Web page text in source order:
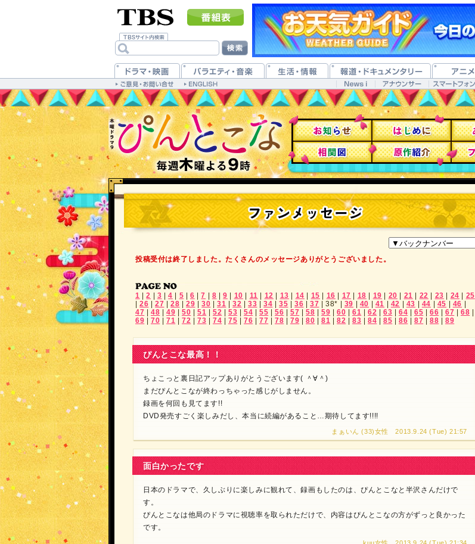
投稿受付は終了しました。たくさんのメッセージありがとうございました。
1 |2 3 |4 5 |6 |7 8 |9 10 11 12 13 14 15 16 17 18 19 20 21 22 23 24
25
|26 |27 |28 |29 |30 |31 |32 |33 |34 |35 |36 |37 |38* 39 40 41 42 43 44 45 46
47
48 49 50 51 52 53 54 55 56 57 58 59 60 61 62 63 64 65 66 67 68
69
70 71 72 73 74 75 76 77 78 79 80 81 82 83 84 85 86 87 88 89
ぴんとこな最高！！
ちょこっと裏日記アップありがとうございます( ＾∀＾)
まだぴんとこなが終わっちゃった感じがしません。
録画を何回も見てます!!
DVD発売すごく楽しみだし、本当に続編があること…期待してます!!!!
まぁいん (33)女性 2013.9.24 (Tue) 21:57
面白かったです
日本のドラマで、久しぶりに楽しみに観れて、録画もしたのは、ぴんとこなと半沢さんだけで
す。
ぴんとこなは他局のドラマに視聴率を取られただけで、内容はぴんとこなの方がずっと良かった
です。